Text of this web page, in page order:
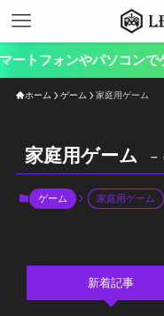
コンでゲームを快適に
ホーム ゲーム 家庭用ゲーム
家庭用ゲーム –
ゲーム 家庭用ゲーム
新着記事